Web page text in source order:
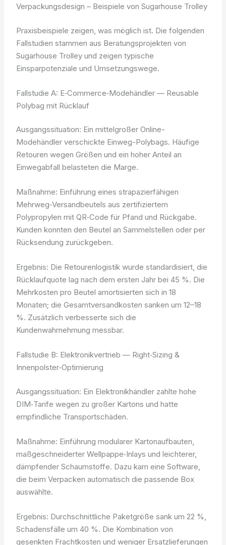
Verpackungsdesign – Beispiele von Sugarhouse Trolley
Praxisbeispiele zeigen, was möglich ist. Die folgenden
Fallstudien stammen aus Beratungsprojekten von
Sugarhouse Trolley und zeigen typische
Einsparpotenziale und Umsetzungswege.
Fallstudie A: E‑Commerce‑Modehändler — Reusable
Polybag mit Rücklauf
Ausgangssituation: Ein mittelgroßer Online-
Modehändler verschickte Einweg-Polybags. Häufige
Retouren wegen Größen und ein hoher Anteil an
Einwegabfall belasteten die Marge.
Maßnahme: Einführung eines strapazierfähigen
Mehrweg‑Versandbeutels aus zertifiziertem
Polypropylen mit QR‑Code für Pfand und Rückgabe.
Kunden konnten den Beutel an Sammelstellen oder per
Rücksendung zurückgeben.
Ergebnis: Die Retourenlogistik wurde standardisiert, die
Rücklaufquote lag nach dem ersten Jahr bei 45 %. Die
Mehrkosten pro Beutel amortisierten sich in 18
Monaten; die Gesamtversandkosten sanken um 12–18
%. Zusätzlich verbesserte sich die
Kundenwahrnehmung messbar.
Fallstudie B: Elektronikvertrieb — Right‑Sizing &
Innenpolster‑Optimierung
Ausgangssituation: Ein Elektronikhändler zahlte hohe
DIM‑Tarife wegen zu großer Kartons und hatte
empfindliche Transportschäden.
Maßnahme: Einführung modularer Kartonaufbauten,
maßgeschneiderter Wellpappe‑Inlays und leichterer,
dämpfender Schaumstoffe. Dazu kam eine Software,
die beim Verpacken automatisch die passende Box
auswählte.
Ergebnis: Durchschnittliche Paketgröße sank um 22 %,
Schadensfälle um 40 %. Die Kombination von
gesenkten Frachtkosten und weniger Ersatzlieferungen